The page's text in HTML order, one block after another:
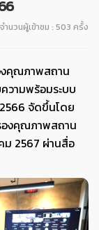
จำนวนผู้เข้าชม : 503 ครั้ง
งคุณภาพสถาน
วามพร้อมระบบ
จัดขึ้นโดย
องคุณภาพสถาน
ม 2567 ผ่านสื่อ